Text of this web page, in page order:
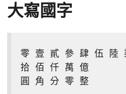
大寫國字
零 壹 貳 參 肆 伍 陸
拾 佰 仟 萬 億
圓 角 分 零 整